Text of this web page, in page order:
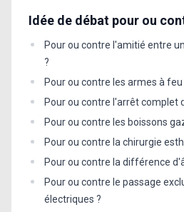
Idée de débat pour ou
Pour ou contre l'amitié entre
?
Pour ou contre les armes à feu
Pour ou contre l'arrêt complet
Pour ou contre les boissons
Pour ou contre la chirurgie
Pour ou contre la différence
Pour ou contre le passage
électriques ?